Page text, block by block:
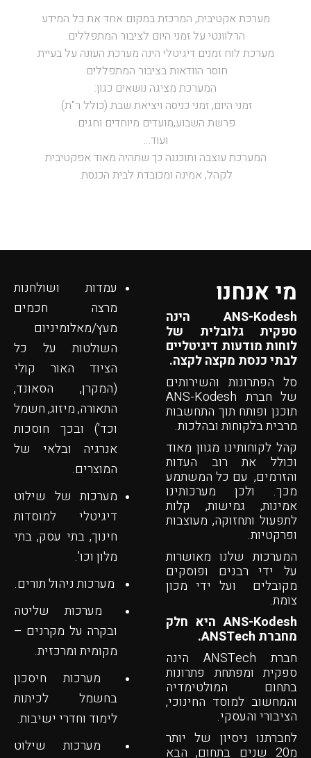
מערכת אקטיבית, המרכזת במקום אחד את כל המידע
הרלוונטי על זמני היום לציבור המתפללים.
מערכת לוח זמנים דיגיטלי הינה מערכת העונה על בעיית
חוסר הוודאות בציבור המתפללים.
המערכת מציגה נושאים כגון:
זמני היום, זמני כניסה ויציאת שבת (כולל ר"ת).
פרשת השבוע,מועדים מיוחדים וחגים.
ועוד…
המערכת עוצבה ותוכננה כך שתהיה מאוד אפקטיבית
לקהל, אמינה ומכובדת לבית הכנסת.
מי אנחנו
ANS-Kodesh הינה
ספקית גלובלית של
לוחות מודעות דיגיטליים
לבתי כנסת מקצה לקצה.
סל הפתרונות והשירותים
של חברת ANS-Kodesh
תוכנן ופותח תוך התחשבות
מרבית בלקוחות ובהלכות.
קהל לקוחותינו מגוון מאוד
וכולל את רוב העדות
והזרמים, עם כל המשתמע
מכך. ולכן מערכותינו
אמינות, גמישות, קלות
לתפעול ותחזוקה, מעוצבות
ופרקטיות.
המערכות שלנו מאושרות
על ידי רבנים ופוסקים
מקובלים ועל ידי מכון
צומת.
ANS-Kodesh היא חלק
מחברת ANSTech.
חברת ANSTech הינה
ספקית ומפתחת פתרונות
בתחום המולטימדיה
והמחשוב למוסד החינוכי,
הציבורי והעסקי.
לחברתנו ניסיון של יותר
מ20 שנים בתחום, הבא
עמדות ושולחנות
מרצה חכמים
מעץ/מאלומיניום
השולטות על כל
הציוד האור קולי
(המקרן, הסאונד,
התאורה, מיזוג, חשמל
וכד') ובכך חוסכות
אנרגיה ובלאי של
המוצרים.
מערכות של שילוט
דיגיטלי למוסדות
חינוך, בתי עסק, בתי
מלון וכו'.
מערכות ניהול תורים.
מערכות שליטה
ובקרה על מקרנים –
מקומית ומרכזית.
מערכות חיסכון
בחשמל לכיתות
לימוד וחדרי ישיבות.
מערכות שילוט